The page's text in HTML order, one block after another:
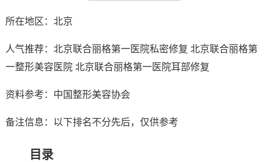
所在地区：北京
人气推荐：北京联合丽格第一医院私密修复 北京联合丽格第
一整形美容医院 北京联合丽格第一医院耳部修复
资料参考：中国整形美容协会
备注信息：以下排名不分先后，仅供参考
目录